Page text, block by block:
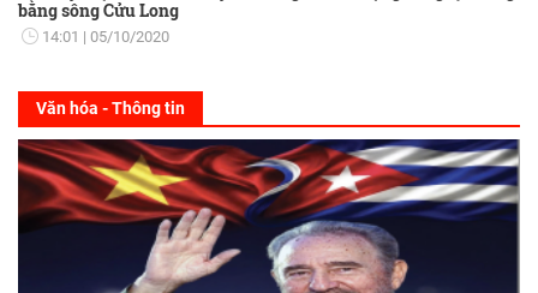
bằng sông Cửu Long
14:01 05/10/2020
Văn hóa - Thông tin